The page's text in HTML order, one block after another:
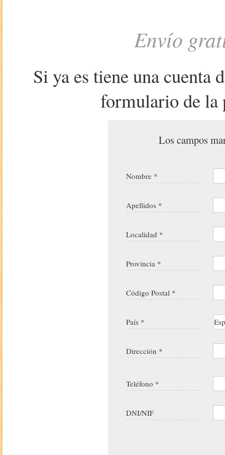
Envío
Si ya es tiene una cuenta
formulario de la
Los campos
Nombre *
Apellidos *
Localidad *
Provincia *
Código Postal *
País *
Dirección *
Teléfono *
DNI/NIF